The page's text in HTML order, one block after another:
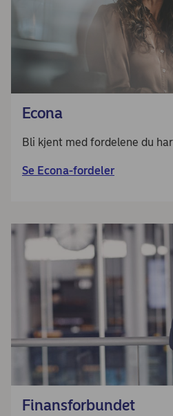
Econa
Bli kjent med fordelene du
Se Econa-fordeler
Finansforbundet